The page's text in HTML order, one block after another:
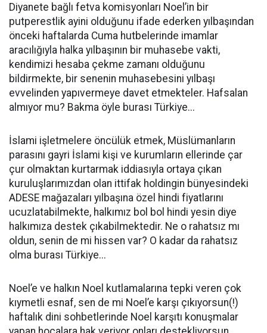
Diyanete bağlı fetva komisyonları Noel’in bir
putperestlik ayini olduğunu ifade ederken yılbaşından
önceki haftalarda Cuma hutbelerinde imamlar
aracılığıyla halka yılbaşının bir muhasebe vakti,
kendimizi hesaba çekme zamanı olduğunu
bildirmekte, bir senenin muhasebesini yılbaşı
evvelinden yapıvermeye davet etmekteler. Hafsalan
almıyor mu? Bakma öyle burası Türkiye...
İslami işletmelere öncülük etmek, Müslümanların
parasını gayri İslami kişi ve kurumların ellerinde çar
çur olmaktan kurtarmak iddiasıyla ortaya çıkan
kuruluşlarımızdan olan ittifak holdingin bünyesindeki
ADESE mağazaları yılbaşına özel hindi fiyatlarını
ucuzlatabilmekte, halkımız bol bol hindi yesin diye
halkımıza destek çıkabilmektedir. Ne o rahatsız mı
oldun, senin de mi hissen var? O kadar da rahatsız
olma burası Türkiye...
Noel’e ve halkın Noel kutlamalarına tepki veren çok
kıymetli esnaf, sen de mi Noel’e karşı çıkıyorsun(!)
haftalık dini sohbetlerinde Noel karşıtı konuşmalar